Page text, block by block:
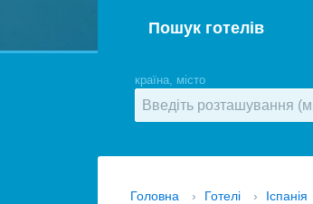
Пошук готелів
країна, місто
Головна › Готелі › Іспанія